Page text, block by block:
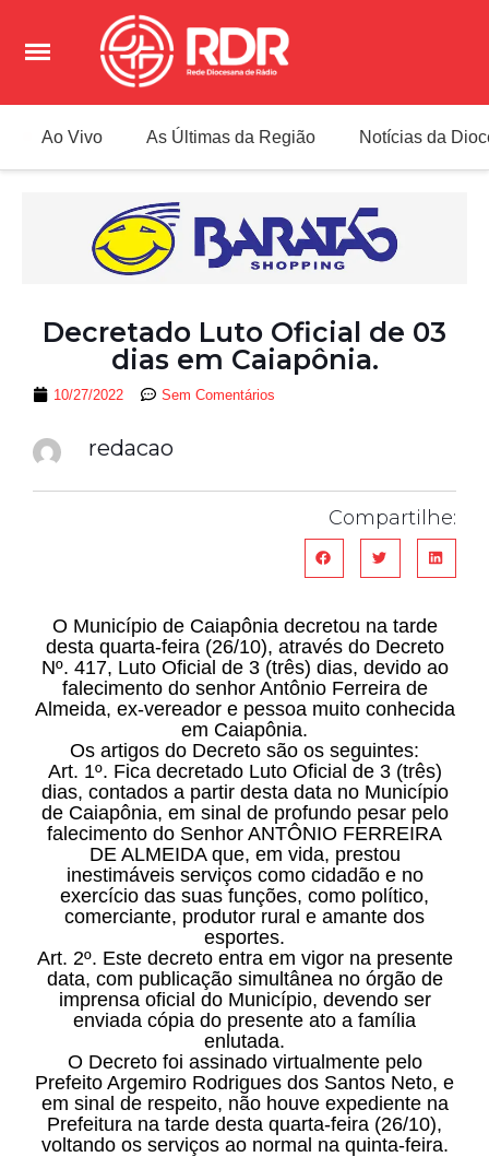
Ao Vivo As Últimas da Região Notícias da
Decretado Luto Oficial de 03
dias em Caiapônia.
10/27/2022 Sem Comentários
redacao
Compartilhe:
O Município de Caiapônia decretou na tarde
desta quarta-feira (26/10), através do Decreto
Nº. 417, Luto Oficial de 3 (três) dias, devido ao
falecimento do senhor Antônio Ferreira de
Almeida, ex-vereador e pessoa muito conhecida
em Caiapônia.
Os artigos do Decreto são os seguintes:
Art. 1º. Fica decretado Luto Oficial de 3 (três)
dias, contados a partir desta data no Município
de Caiapônia, em sinal de profundo pesar pelo
falecimento do Senhor ANTÔNIO FERREIRA
DE ALMEIDA que, em vida, prestou
inestimáveis serviços como cidadão e no
exercício das suas funções, como político,
comerciante, produtor rural e amante dos
esportes.
Art. 2º. Este decreto entra em vigor na presente
data, com publicação simultânea no órgão de
imprensa oficial do Município, devendo ser
enviada cópia do presente ato a família
enlutada.
O Decreto foi assinado virtualmente pelo
Prefeito Argemiro Rodrigues dos Santos Neto, e
em sinal de respeito, não houve expediente na
Prefeitura na tarde desta quarta-feira (26/10),
voltando os serviços ao normal na quinta-feira.